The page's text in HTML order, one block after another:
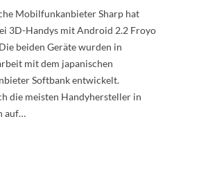
Mobilfunkanbieter Sharp hat
3D-Handys mit Android 2.2 Froyo
beiden Geräte wurden in
mit dem japanischen
Softbank entwickelt.
die meisten Handyhersteller in
auf…